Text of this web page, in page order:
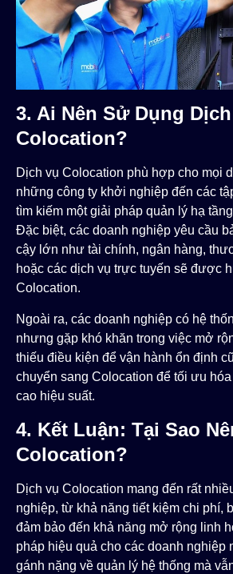
3. Ai Nên Sử Dụng
Colocation?
Dịch vụ Colocation phù hợp cho mọi
những công ty khởi nghiệp đến các
tìm kiếm một giải pháp quản lý hạ
Đặc biệt, các doanh nghiệp yêu cầu
cậy lớn như tài chính, ngân hàng,
hoặc các dịch vụ trực tuyến sẽ được
Colocation.
Ngoài ra, các doanh nghiệp có hệ
nhưng gặp khó khăn trong việc mở
thiếu điều kiện để vận hành ổn định
chuyển sang Colocation để tối ưu
cao hiệu suất.
4. Kết Luận: Tại Sao
Colocation?
Dịch vụ Colocation mang đến rất
nghiệp, từ khả năng tiết kiệm chi phí,
đảm bảo đến khả năng mở rộng linh
pháp hiệu quả cho các doanh nghiệp
gánh nặng về quản lý hệ thống mà